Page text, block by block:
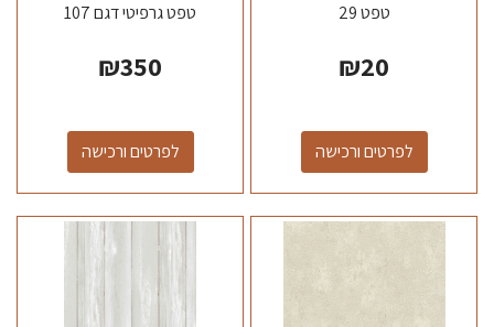
טפט 29
₪20
לפרטים ורכישה
טפט גרפיטי דגם 107
₪350
לפרטים ורכישה